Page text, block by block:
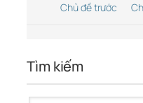
Chủ đề trước
Tìm kiếm